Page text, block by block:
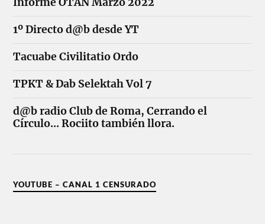
Informe OTAN Marzo 2022
1º Directo d@b desde YT
Tacuabe Civilitatio Ordo
TPKT & Dab Selektah Vol 7
d@b radio Club de Roma, Cerrando el
Círculo... Rociito también llora.
YOUTUBE – CANAL 1 CENSURADO